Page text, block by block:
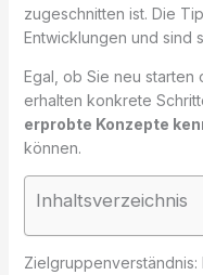
zugeschnitten ist. Die
Entwicklungen und sind
Egal, ob Sie neu starten
erhalten konkrete
erprobte Konzepte
können.
Inhaltsverzeichnis